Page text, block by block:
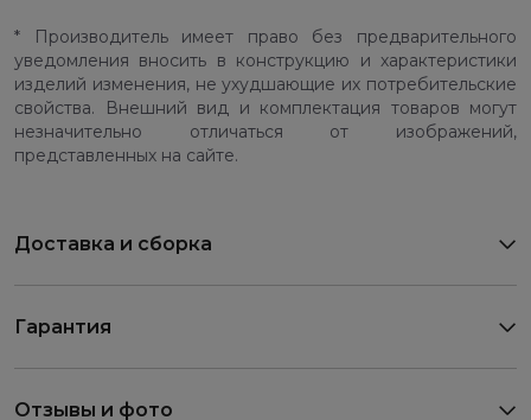
* Производитель имеет право без предварительного
уведомления вносить в конструкцию и характеристики
изделий изменения, не ухудшающие их потребительские
свойства. Внешний вид и комплектация товаров могут
незначительно отличаться от изображений,
представленных на сайте.
Доставка и сборка
Гарантия
Отзывы и фото